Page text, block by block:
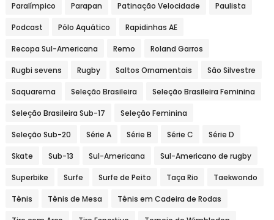
Paralímpico Parapan Patinação Velocidade Paulista
Podcast Pólo Aquático Rapidinhas AE
Recopa Sul-Americana Remo Roland Garros
Rugbi sevens Rugby Saltos Ornamentais São Silvestre
Saquarema Seleção Brasileira Seleção Brasileira Feminina
Seleção Brasileira Sub-17 Seleção Feminina
Seleção Sub-20 Série A Série B Série C Série D
Skate Sub-13 Sul-Americana Sul-Americano de rugby
Superbike Surfe Surfe de Peito Taça Rio Taekwondo
Tênis Tênis de Mesa Tênis em Cadeira de Rodas